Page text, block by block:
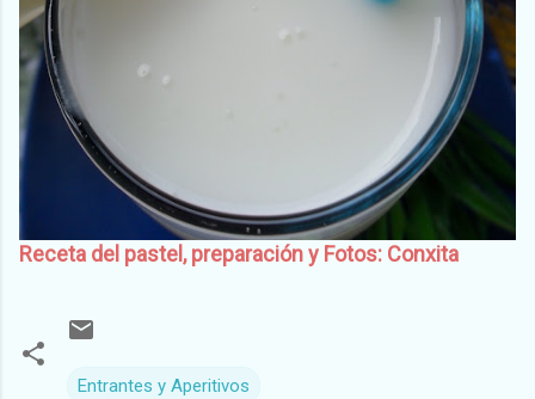
Receta del pastel, preparación y Fotos: Conxita
Entrantes y Aperitivos